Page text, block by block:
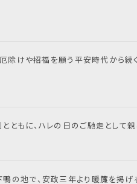
厄除けや招福を願う平安時代から
ともに、ハレの日のご馳走として
の地で、安政三年より暖簾を掲げ